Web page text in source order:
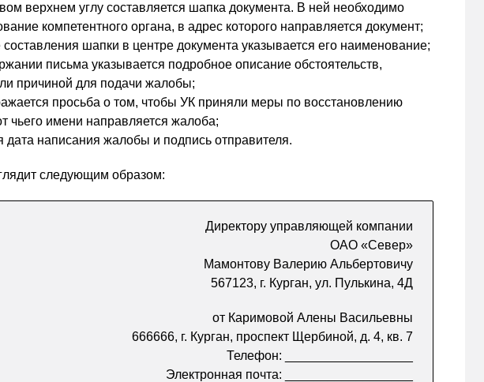
верхнем углу составляется шапка документа. В ней необходимо
компетентного органа, в адрес которого направляется документ;
шапки в центре документа указывается его наименование;
письма указывается подробное описание обстоятельств,
причиной для подачи жалобы;
просьба о том, чтобы УК приняли меры по восстановлению
чьего имени направляется жалоба;
дата написания жалобы и подпись отправителя.
следующим образом:
Директору управляющей компании
ОАО «Север»
Мамонтову Валерию Альбертовичу
567123, г. Курган, ул. Пулькина, 4Д
от Каримовой Алены Васильевны
666666, г. Курган, проспект Щербиной, д. 4, кв. 7
Телефон: __________________
Электронная почта: __________________